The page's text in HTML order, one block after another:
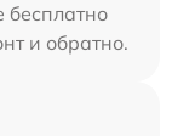
бесплатно
и обратно.